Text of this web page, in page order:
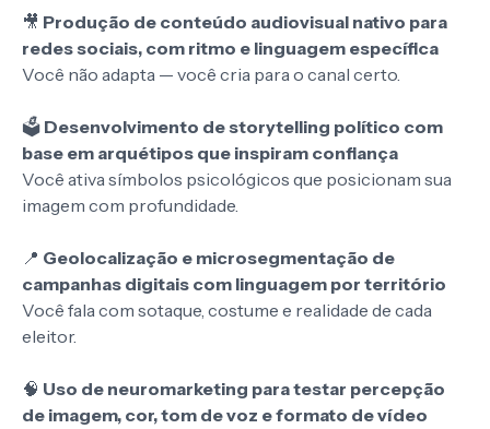
🎥 Produção de conteúdo audiovisual nativo para
redes sociais, com ritmo e linguagem específica
Você não adapta — você cria para o canal certo.
🗳️ Desenvolvimento de storytelling político com
base em arquétipos que inspiram confiança
Você ativa símbolos psicológicos que posicionam sua
imagem com profundidade.
📍 Geolocalização e microsegmentação de
campanhas digitais com linguagem por território
Você fala com sotaque, costume e realidade de cada
eleitor.
🧠 Uso de neuromarketing para testar percepção
de imagem, cor, tom de voz e formato de vídeo